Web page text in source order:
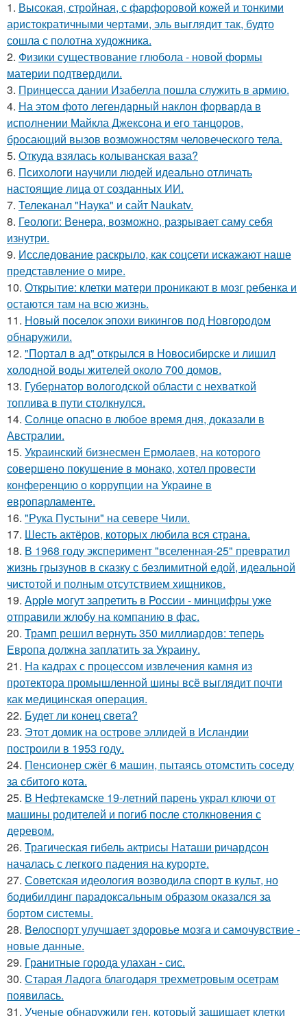
1. Высокая, стройная, с фарфоровой кожей и тонкими
аристократичными чертами, эль выглядит так, будто
сошла с полотна художника.
2. Физики существование глюбола - новой формы
материи подтвердили.
3. Принцесса дании Изабелла пошла служить в армию.
4. На этом фото легендарный наклон форварда в
исполнении Майкла Джексона и его танцоров,
бросающий вызов возможностям человеческого тела.
5. Откуда взялась колыванская ваза?
6. Психологи научили людей идеально отличать
настоящие лица от созданных ИИ.
7. Телеканал "Наука" и сайт Naukatv.
8. Геологи: Венера, возможно, разрывает саму себя
изнутри.
9. Исследование раскрыло, как соцсети искажают наше
представление о мире.
10. Открытие: клетки матери проникают в мозг ребенка и
остаются там на всю жизнь.
11. Новый поселок эпохи викингов под Новгородом
обнаружили.
12. "Портал в ад" открылся в Новосибирске и лишил
холодной воды жителей около 700 домов.
13. Губернатор вологодской области с нехваткой
топлива в пути столкнулся.
14. Солнце опасно в любое время дня, доказали в
Австралии.
15. Украинский бизнесмен Ермолаев, на которого
совершено покушение в монако, хотел провести
конференцию о коррупции на Украине в
европарламенте.
16. "Рука Пустыни" на севере Чили.
17. Шесть актёров, которых любила вся страна.
18. В 1968 году эксперимент "вселенная-25" превратил
жизнь грызунов в сказку с безлимитной едой, идеальной
чистотой и полным отсутствием хищников.
19. Apple могут запретить в России - минцифры уже
отправили жлобу на компанию в фас.
20. Трамп решил вернуть 350 миллиардов: теперь
Европа должна заплатить за Украину.
21. На кадрах с процессом извлечения камня из
протектора промышленной шины всё выглядит почти
как медицинская операция.
22. Будет ли конец света?
23. Этот домик на острове эллидей в Исландии
построили в 1953 году.
24. Пенсионер сжёг 6 машин, пытаясь отомстить соседу
за сбитого кота.
25. В Нефтекамске 19-летний парень украл ключи от
машины родителей и погиб после столкновения с
деревом.
26. Трагическая гибель актрисы Наташи ричардсон
началась с легкого падения на курорте.
27. Советская идеология возводила спорт в культ, но
бодибилдинг парадоксальным образом оказался за
бортом системы.
28. Велоспорт улучшает здоровье мозга и самочувствие -
новые данные.
29. Гранитные города улахан - сис.
30. Старая Ладога благодаря трехметровым осетрам
появилась.
31. Ученые обнаружили ген, который защищает клетки